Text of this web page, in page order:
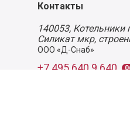
Контакты
140053, Котельники
Силикат мкр,
ООО «Д-Снаб»
+7 495 640 9 640